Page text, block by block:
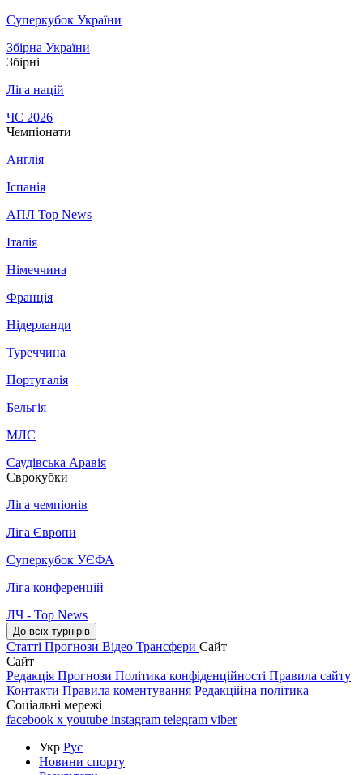
Суперкубок України
Збірна України
Збірні
Ліга націй
ЧС 2026
Чемпіонати
Англія
Іспанія
АПЛ Top News
Італія
Німеччина
Франція
Нідерланди
Туреччина
Португалія
Бельгія
МЛС
Саудівська Аравія
Єврокубки
Ліга чемпіонів
Ліга Європи
Суперкубок УЄФА
Ліга конференцій
ЛЧ - Top News
До всіх турнірів
Статті Прогнози Відео Трансфери Сайт
Сайт
Редакція Прогнози Політика конфіденційності Правила сайту
Контакти Правила коментування Редакційна політика
Соціальні мережі
facebook x youtube instagram telegram viber
Укр Рус
Новини спорту